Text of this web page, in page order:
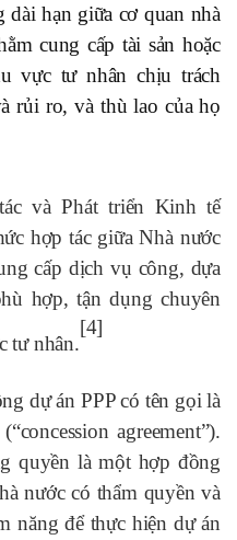
hạn giữa cơ quan nhà
cung cấp tài sản hoặc
vực tư nhân chịu trách
rủi ro, và thù lao của họ
và Phát triển Kinh tế
hợp tác giữa Nhà nước
cấp dịch vụ công, dựa
hợp, tận dụng chuyên
tư nhân.
[4]
dự án PPP có tên gọi là
agreement”).
quyền là một hợp đồng
nước có thẩm quyền và
năng để thực hiện dự án